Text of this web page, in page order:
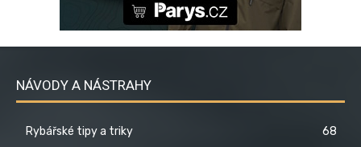
NÁVODY A NÁSTRAHY
Rybářské tipy a triky
68